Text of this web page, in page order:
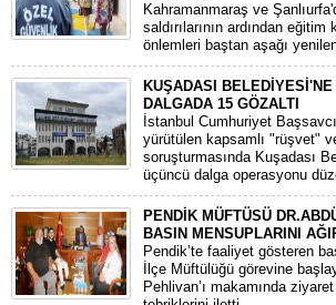
​Kahramanmaraş ve
saldırılarının ardından
önlemleri baştan aşağı
KUŞADASI
DALGADA 15 GÖZALTI
​İstanbul Cumhuriyet
yürütülen kapsamlı "rüşvet"
soruşturmasında Kuşadası
üçüncü dalga operasyonu
PENDİK MÜFTÜSÜ
BASIN MENSUPLARINI
​Pendik’te faaliyet gösteren
İlçe Müftülüğü görevine
Pehlivan’ı makamında